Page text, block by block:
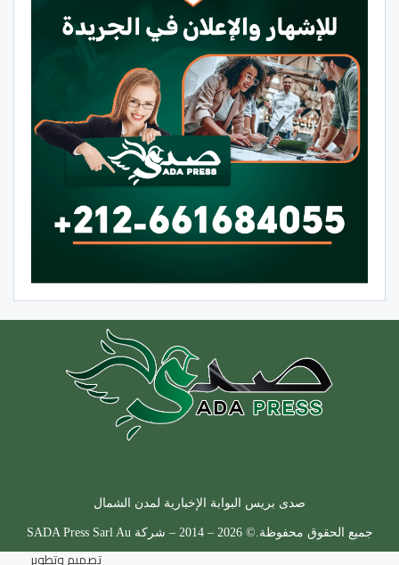
صدى بريس البوابة الإخبارية لمدن الشمال
جميع الحقوق محفوظة.© 2026 – 2014 – شركة SADA Press Sarl Au
تصميم وتطوير